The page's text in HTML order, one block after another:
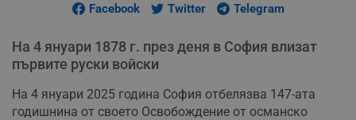
Facebook Twitter Telegram
На 4 януари 1878 г. през деня в София влизат
първите руски войски
На 4 януари 2025 година София отбелязва 147-ата
годишнина от своето Освобождение от османско